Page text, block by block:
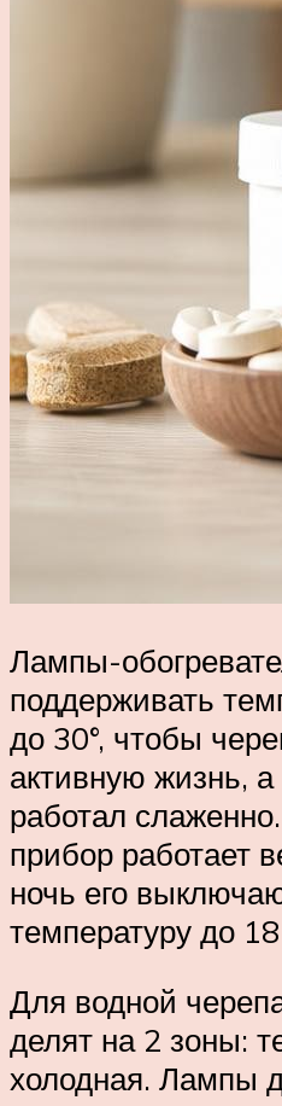
Лампы-
поддерживать
до 30°, чтобы
активную жизнь, а
работал
прибор работает
ночь его
температуру до 18
Для водной
делят на 2 зоны:
холодная. Лампы